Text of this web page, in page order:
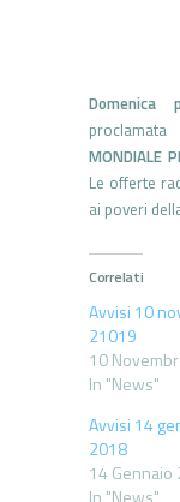
Domenica
MONDIALE
Le offerte
ai poveri
Correlati
Avvisi 10
21019
10
In "News"
Avvisi 14
2018
14 Gennaio
In "News"